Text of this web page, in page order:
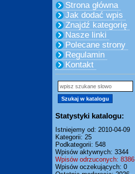
Strona główna
Jak dodać wpis
Znajdź kategorię
Nasze linki
Polecane strony
Regulamin
Kontakt
Statystyki katalogu:
Istniejemy od: 2010-04-09
Kategorii: 25
Podkategorii: 548
Wpisów aktywnych: 3344
Wpisów odrzuconych: 8386
Wpisów oczekujących: 0